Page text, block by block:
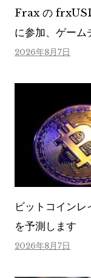
Frax の
に参加、ゲーム
2026年8月7日
ビットコイン
を予測します
2026年8月7日